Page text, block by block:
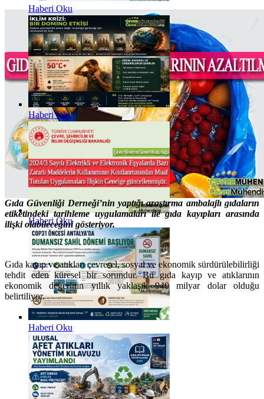
Haberi Oku
Haberi Oku
Haberi Oku
Haberi Oku
Gıda Güvenliği Derneği’nin yaptığı araştırma ambalajlı gıdaların
etiketindeki tarihleme uygulamaları ile gıda kayıpları arasında
ilişki olabileceğini gösteriyor.
Gıda kayıp ve atıkları çevresel, sosyal ve ekonomik sürdürülebilirliği
tehdit eden küresel bir sorundur. Bu gıda kayıp ve atıklarının
ekonomik değerinin yıllık yaklaşık 940 milyar dolar olduğu
belirtiliyor.